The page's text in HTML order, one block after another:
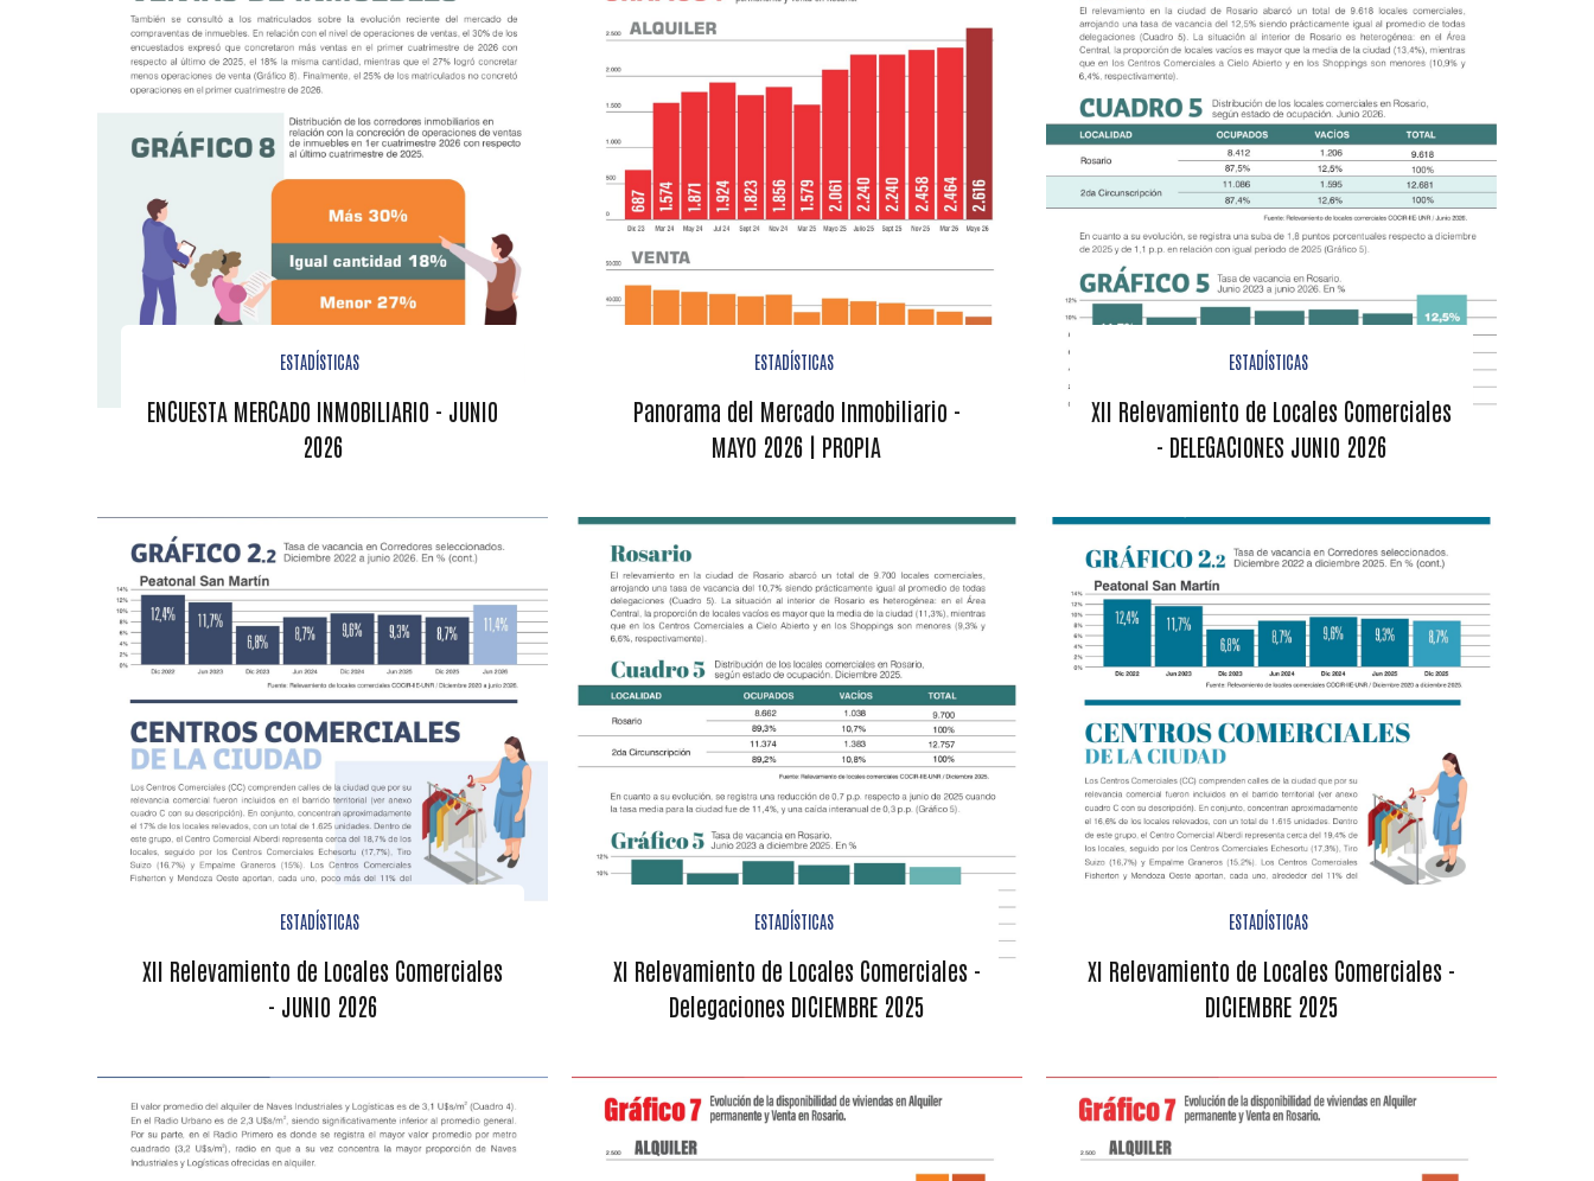
ESTADÍSTICAS
ENCUESTA MERCADO INMOBILIARIO - JUNIO
2026
ESTADÍSTICAS
Panorama del Mercado Inmobiliario -
MAYO 2026 | PROPIA
ESTADÍSTICAS
XII Relevamiento de Locales Comerciales
- DELEGACIONES JUNIO 2026
ESTADÍSTICAS
XII Relevamiento de Locales Comerciales
- JUNIO 2026
ESTADÍSTICAS
XI Relevamiento de Locales Comerciales -
Delegaciones DICIEMBRE 2025
ESTADÍSTICAS
XI Relevamiento de Locales Comerciales -
DICIEMBRE 2025